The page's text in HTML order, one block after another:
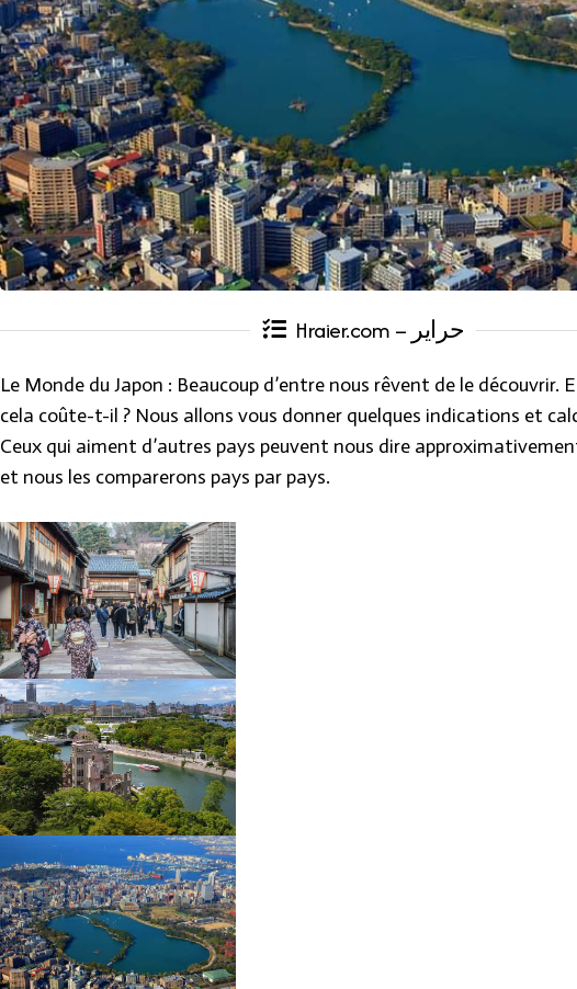
Hraier.com – حراير
Le Monde du Japon : Beaucoup d’entre nous rêvent de le découvrir.
cela coûte-t-il ? Nous allons vous donner quelques indications et
Ceux qui aiment d’autres pays peuvent nous dire
et nous les comparerons pays par pays.